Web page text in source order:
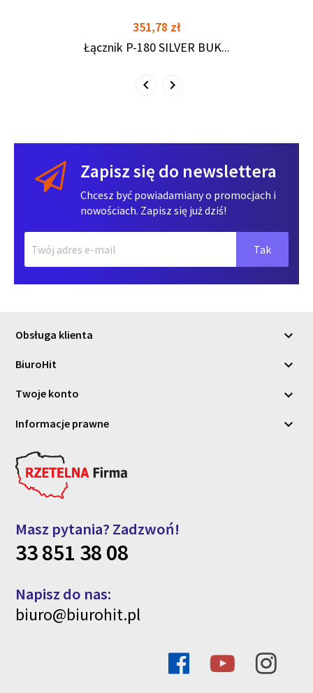
Cena
351,78 zł
Łącznik P-180 SILVER BUK...
Zapisz się do newslettera
Chcesz być powiadamiany o promocjach i
nowościach. Zapisz się już dziś!
Obsługa klienta 
BiuroHit 
Twoje konto 
Informacje prawne 
Masz pytania? Zadzwoń!
33 851 38 08
Napisz do nas:
biuro@biurohit.pl